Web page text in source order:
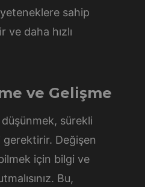
sahip
ve daha hızlı
ve Gelişme
sürekli
Değişen
için bilgi ve
Bu,